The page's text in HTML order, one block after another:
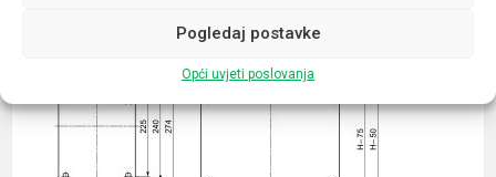
Pogledaj postavke
Opći uvjeti poslovanja